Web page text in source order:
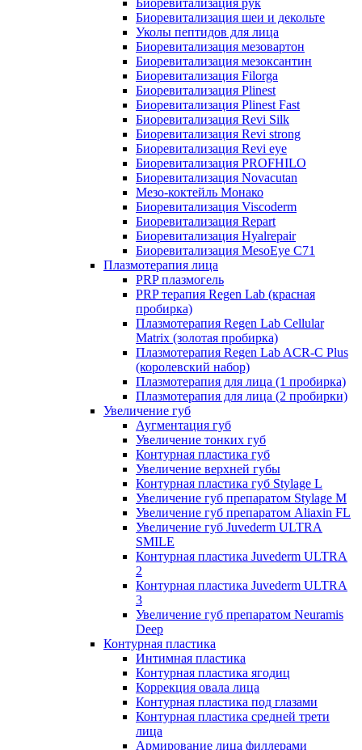
Биоревитализация рук
Биоревитализация шеи и декольте
Уколы пептидов для лица
Биоревитализация мезовартон
Биоревитализация мезоксантин
Биоревитализация Filorga
Биоревитализация Plinest
Биоревитализация Plinest Fast
Биоревитализация Revi Silk
Биоревитализация Revi strong
Биоревитализация Revi eye
Биоревитализация PROFHILO
Биоревитализация Novacutan
Мезо-коктейль Монако
Биоревитализация Viscoderm
Биоревитализация Repart
Биоревитализация Hyalrepair
Биоревитализация MesoEye C71
Плазмотерапия лица
PRP плазмогель
PRP терапия Regen Lab (красная
пробирка)
Плазмотерапия Regen Lab Cellular
Matrix (золотая пробирка)
Плазмотерапия Regen Lab ACR-C Plus
(королевский набор)
Плазмотерапия для лица (1 пробирка)
Плазмотерапия для лица (2 пробирки)
Увеличение губ
Аугментация губ
Увеличение тонких губ
Контурная пластика губ
Увеличение верхней губы
Контурная пластика губ Stylage L
Увеличение губ препаратом Stylage M
Увеличение губ препаратом Aliaxin FL
Увеличение губ Juvederm ULTRA
SMILE
Контурная пластика Juvederm ULTRA
2
Контурная пластика Juvederm ULTRA
3
Увеличение губ препаратом Neuramis
Deep
Контурная пластика
Интимная пластика
Контурная пластика ягодиц
Коррекция овала лица
Контурная пластика под глазами
Контурная пластика средней трети
лица
Армирование лица филлерами